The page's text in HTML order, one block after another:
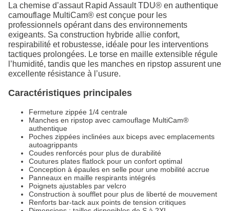
La chemise d’assaut Rapid Assault TDU® en authentique
camouflage MultiCam® est conçue pour les
professionnels opérant dans des environnements
exigeants. Sa construction hybride allie confort,
respirabilité et robustesse, idéale pour les interventions
tactiques prolongées. Le torse en maille extensible régule
l’humidité, tandis que les manches en ripstop assurent une
excellente résistance à l’usure.
Caractéristiques principales
Fermeture zippée 1/4 centrale
Manches en ripstop avec camouflage MultiCam®
authentique
Poches zippées inclinées aux biceps avec emplacements
autoagrippants
Coudes renforcés pour plus de durabilité
Coutures plates flatlock pour un confort optimal
Conception à épaules en selle pour une mobilité accrue
Panneaux en maille respirants intégrés
Poignets ajustables par velcro
Construction à soufflet pour plus de liberté de mouvement
Renforts bar-tack aux points de tension critiques